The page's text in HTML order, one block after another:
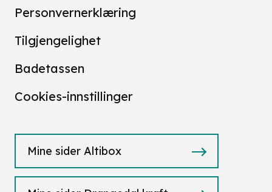
Personvernerklæring
Tilgjengelighet
Badetassen
Cookies-innstillinger
Mine sider Altibox